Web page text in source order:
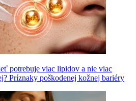
potrebuje viac lipidov a nie viac
Príznaky poškodenej kožnej bariéry